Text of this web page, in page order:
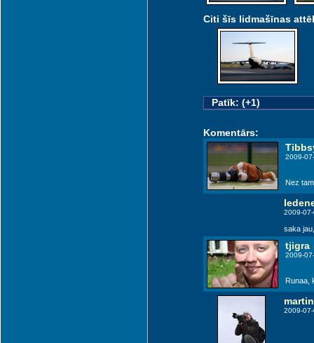
Citi šīs lidmašīnas
Patīk: (+1)
Komentārs:
2009-
Nez
2009-
saka
tjigra
2009-
Runaa,
2009-